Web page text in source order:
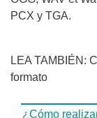
PCX y TGA.
LEA TAMBIÉN:
formato
¿Cómo